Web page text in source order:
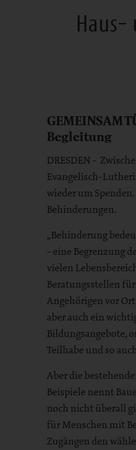
Haus-
GEMEINSAM
Begleitung
DRESDEN -
Evangelisch-
wieder um
Behinderungen.
„Behinderung
- eine Begrenzung
vielen
Beratungsstellen
Angehörigen vor
aber auch ein
Bildungsangebote,
Teilhabe und so
Aber die
Beispiele nennt
noch nicht überall
für Menschen mit
Zugängen den